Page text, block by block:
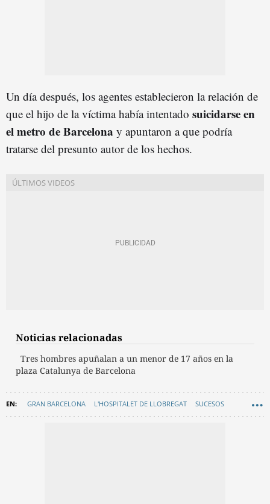
Un día después, los agentes establecieron la relación de
que el hijo de la víctima había intentado suicidarse en
el metro de Barcelona y apuntaron a que podría
tratarse del presunto autor de los hechos.
Noticias relacionadas
Tres hombres apuñalan a un menor de 17 años en la
plaza Catalunya de Barcelona
GRAN BARCELONA L'HOSPITALET DE LLOBREGAT SUCESOS